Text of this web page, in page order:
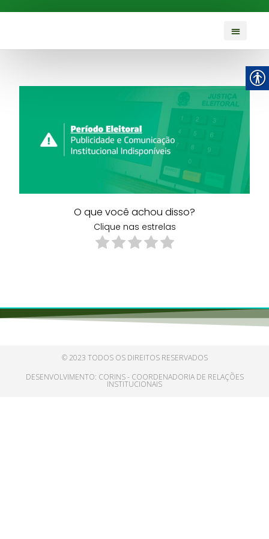
O que você achou disso?
Clique nas estrelas
© 2023 TODOS OS DIREITOS RESERVADOS
DESENVOLVIMENTO: CORINS - COORDENADORIA DE RELAÇÕES
INSTITUCIONAIS